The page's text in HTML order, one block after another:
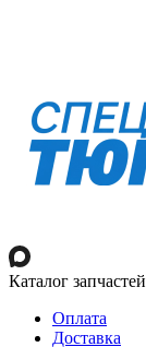
Каталог запчастей
Оплата
Доставка